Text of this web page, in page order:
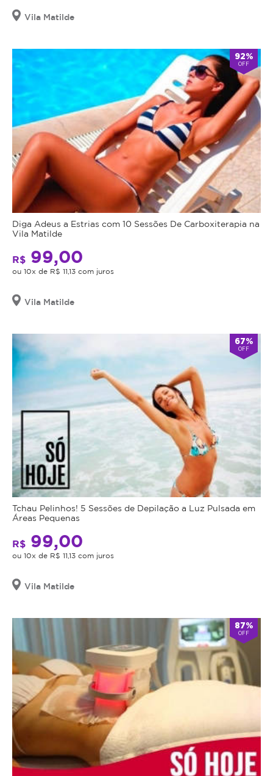
Vila Matilde
92%
OFF
Diga Adeus a Estrias com 10 Sessões De Carboxiterapia na
Vila Matilde
R$ 99,00
ou 10x de R$ 11,13 com juros
Vila Matilde
67%
OFF
Tchau Pelinhos! 5 Sessões de Depilação a Luz Pulsada em
Áreas Pequenas
R$ 99,00
ou 10x de R$ 11,13 com juros
Vila Matilde
87%
OFF